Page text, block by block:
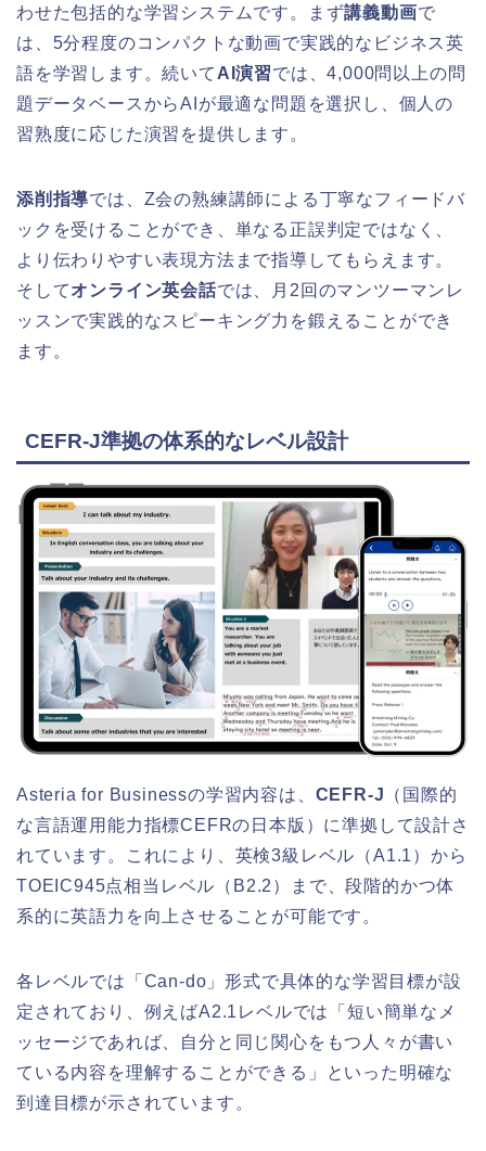
わせた包括的な学習システムです。まず講義動画で
は、5分程度のコンパクトな動画で実践的なビジネス英
語を学習します。続いて AI演習では、4,000問以上の問
題データベースからAIが最適な問題を選択し、個人の
習熟度に応じた演習を提供します。
添削指導では、Z会の熟練講師による丁寧なフィードバ
ックを受けることができ、単なる正誤判定ではなく、
より伝わりやすい表現方法まで指導してもらえます。
そしてオンライン英会話では、月2回のマンツーマンレ
ッスンで実践的なスピーキング力を鍛えることができ
ます。
CEFR-J準拠の体系的なレベル設計
Asteria for Businessの学習内容は、 CEFR-J （国際的
な言語運用能力指標CEFRの日本版）に準拠して設計さ
れています。これにより、英検3級レベル（A1.1）から
TOEIC945点相当レベル（B2.2）まで、段階的かつ体
系的に英語力を向上させることが可能です。
各レベルでは「Can-do」形式で具体的な学習目標が設
定されており、例えばA2.1レベルでは「短い簡単なメ
ッセージであれば、自分と同じ関心をもつ人々が書い
ている内容を理解することができる」といった明確な
到達目標が示されています。